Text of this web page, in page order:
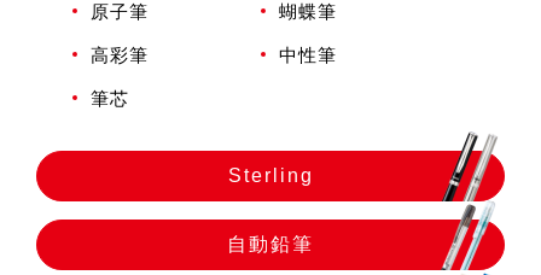
木頭鉛筆
原子筆 蝴蝶筆
高彩筆 中性筆
筆芯
Sterling
自動鉛筆